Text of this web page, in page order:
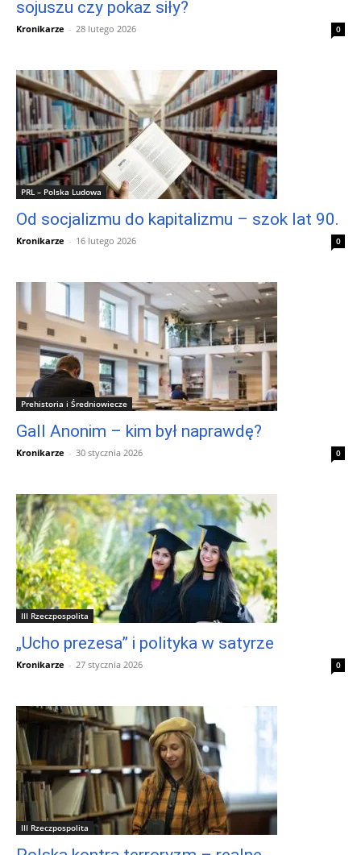
sojuszu czy pokaz siły?
Kronikarze - 28 lutego 2026 0
PRL – Polska Ludowa
Od socjalizmu do kapitalizmu – szok lat 90.
Kronikarze - 16 lutego 2026 0
Prehistoria i Średniowiecze
Gall Anonim – kim był naprawdę?
Kronikarze - 30 stycznia 2026 0
III Rzeczpospolita
„Ucho prezesa” i polityka w satyrze
Kronikarze - 27 stycznia 2026 0
III Rzeczpospolita